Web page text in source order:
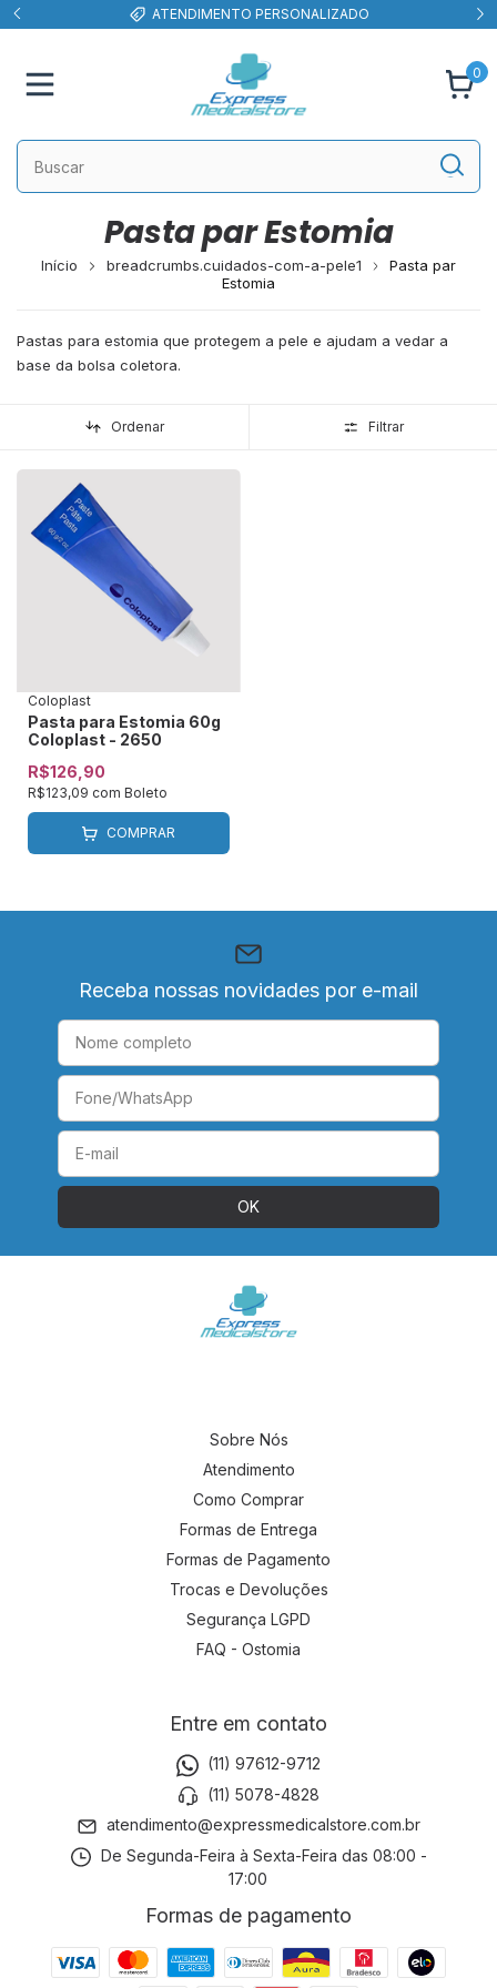
ATENDIMENTO PERSONALIZADO
0
Pasta par Estomia
Início breadcrumbs.cuidados-com-a-pele1
Pasta par
Estomia
Pastas para estomia que protegem a pele e ajudam a vedar a
base da bolsa coletora.
Ordenar Filtrar
Coloplast
Pasta para Estomia 60g
Coloplast - 2650
R$126,90
R$123,09 com Boleto
COMPRAR
Receba nossas novidades por e-mail
Sobre Nós
Atendimento
Como Comprar
Formas de Entrega
Formas de Pagamento
Trocas e Devoluções
Segurança LGPD
FAQ - Ostomia
Entre em contato
(11) 97612-9712
(11) 5078-4828
atendimento@expressmedicalstore.com.br
De Segunda-Feira à Sexta-Feira das 08:00 -
17:00
Formas de pagamento